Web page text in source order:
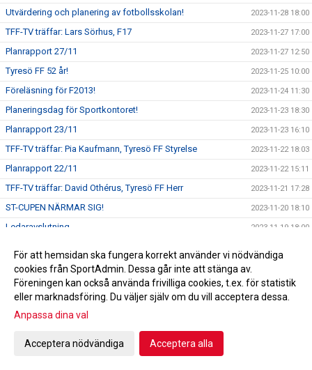
Utvärdering och planering av fotbollsskolan! 2023-11-28 18:00
TFF-TV träffar: Lars Sörhus, F17 2023-11-27 17:00
Planrapport 27/11 2023-11-27 12:50
Tyresö FF 52 år! 2023-11-25 10:00
Föreläsning för F2013! 2023-11-24 11:30
Planeringsdag för Sportkontoret! 2023-11-23 18:30
Planrapport 23/11 2023-11-23 16:10
TFF-TV träffar: Pia Kaufmann, Tyresö FF Styrelse 2023-11-22 18:03
Planrapport 22/11 2023-11-22 15:11
TFF-TV träffar: David Othérus, Tyresö FF Herr 2023-11-21 17:28
ST-CUPEN NÄRMAR SIG! 2023-11-20 18:10
Ledaravslutning 2023-11-19 18:00
TACK!
Dragning Andelslotteriet 2023-11-15 13:30
TFF-TV träffar: Emilia Åberg & Tuva Swanberg, Tyresö FF
F14
Emilia Ågren och Tuva Swanberg till distriktslagssamlingen!
TFF-TV träffar: Alice Bengtzon Scheele
För att hemsidan ska fungera korrekt använder vi nödvändiga
cookies från SportAdmin. Dessa går inte att stänga av.
Föreningen kan också använda frivilliga cookies, t.ex. för statistik
eller marknadsföring. Du väljer själv om du vill acceptera dessa.
Anpassa dina val
Acceptera nödvändiga Acceptera alla